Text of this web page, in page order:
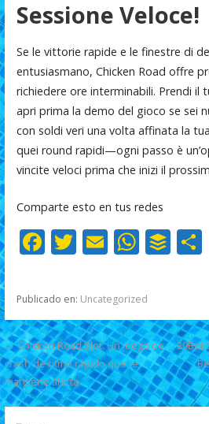
Sessione Veloce!
Se le vittorie rapide e le finestre di
entusiasmano, Chicken Road offre
richiedere ore interminabili. Prendi
apri prima la demo del gioco se sei
con soldi veri una volta affinata la
quei round rapidi—ogni passo è
vincite veloci prima che inizi il
Comparte esto en tus redes
F
e
b
o
o
k
T
itt
er
E
ai
l
W
at
s
A
p
p
B
er
C
Publicado en: Uncategorized
Navegación
de
entradas
← Chicken Road Slot: Un juego de
crash de ritmo rápido que te
mantiene alerta
30Bet
Buscar: